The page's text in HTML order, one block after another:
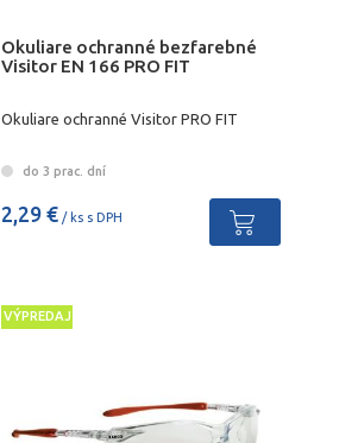
Okuliare ochranné bezfarebné
Visitor EN 166 PRO FIT
Okuliare ochranné Visitor PRO FIT
do 3 prac. dní
2,29 € / ks s DPH
VÝPREDAJ